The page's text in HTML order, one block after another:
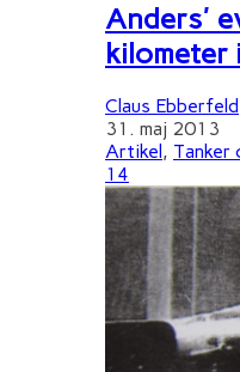
Anders'
kilometer
Claus Ebberfeld
31. maj 2013
Artikel ,
14